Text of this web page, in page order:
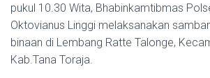
pukul 10.30 Wita, Bhabinkamtibmas
Oktovianus Linggi melaksanakan
binaan di Lembang Ratte Talonge,
Kab.Tana Toraja.